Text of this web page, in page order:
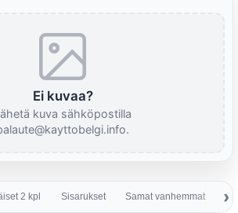
Ei kuvaa?
kuva sähköpostilla
2 kpl Sisarukset Samat vanhemmat